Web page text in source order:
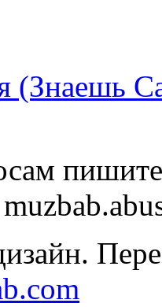
(Знаешь